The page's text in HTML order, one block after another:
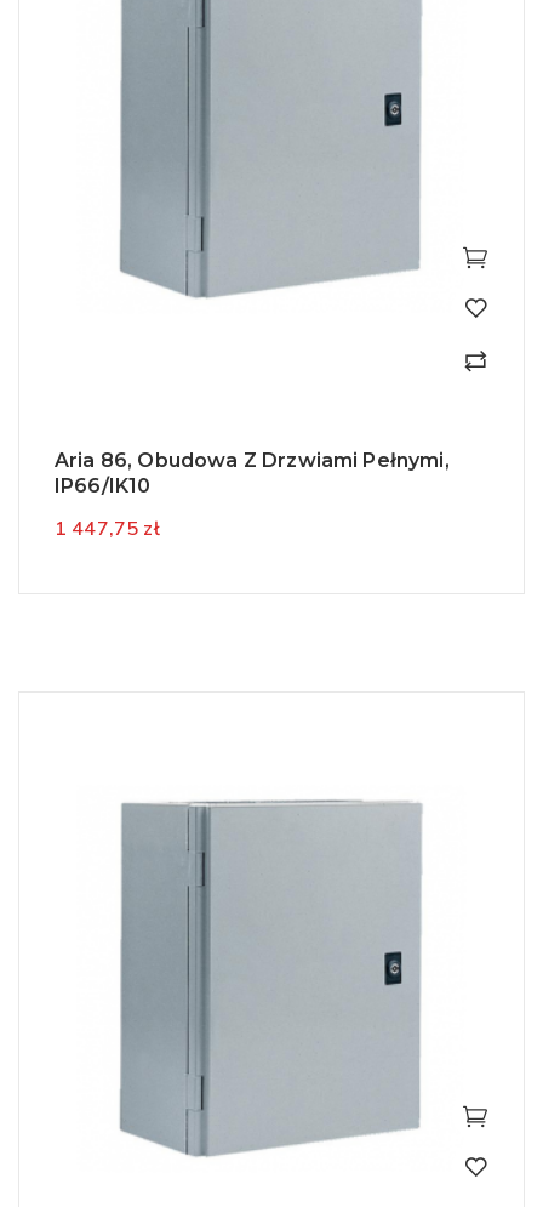
Aria 86, Obudowa Z Drzwiami Pełnymi,
IP66/IK10
1 447,75 zł